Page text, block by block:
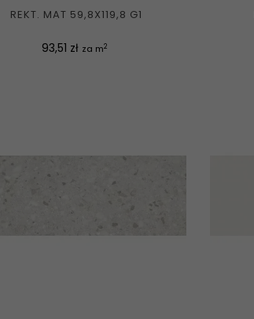
REKT. MAT 59,8X119,8 G1
Cena
93,51 zł za m2